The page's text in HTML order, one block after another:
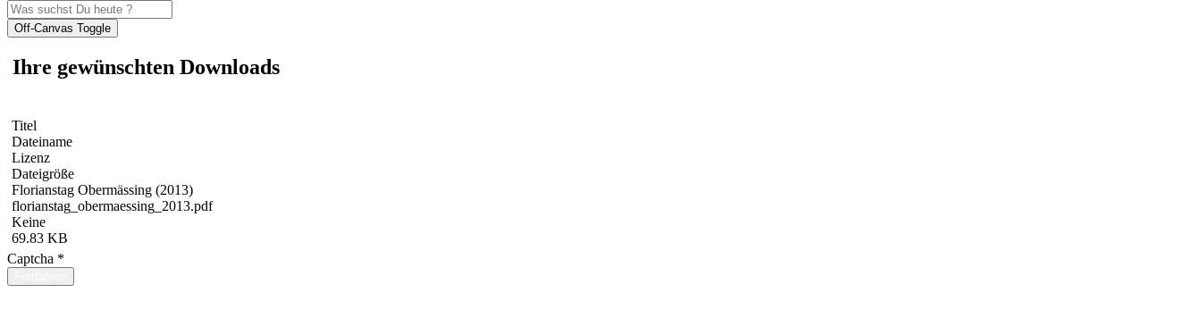
Off-Canvas Toggle
Ihre gewünschten Downloads
Titel
Dateiname
Lizenz
Dateigröße
Florianstag Obermässing (2013)
florianstag_obermaessing_2013.pdf
Keine
69.83 KB
Captcha *